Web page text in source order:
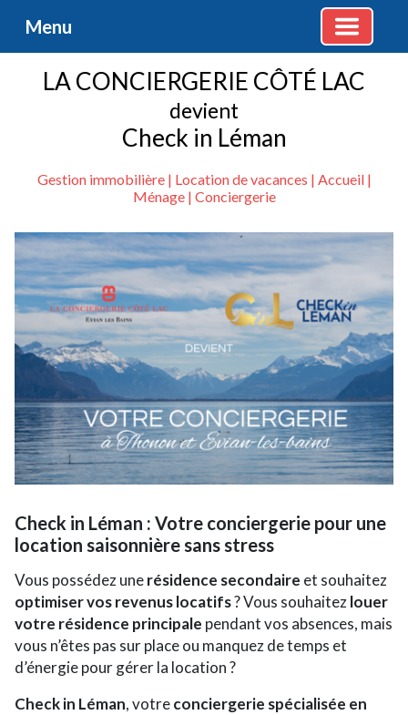
Menu
LA CONCIERGERIE CÔTÉ LAC
devient
Check in Léman
Gestion immobilière | Location de vacances | Accueil |
Ménage | Conciergerie
Check in Léman : Votre conciergerie pour une
location saisonnière sans stress
Vous possédez unerésidence secondaire et souhaitez
optimiser vos revenus locatifs? Vous souhaitezlouer
votre résidence principale pendant vos absences, mais
vous n’êtes pas sur place ou manquez de temps et
d’énergie pour gérer la location ?
Check in Léman, votreconciergerie spécialisée en